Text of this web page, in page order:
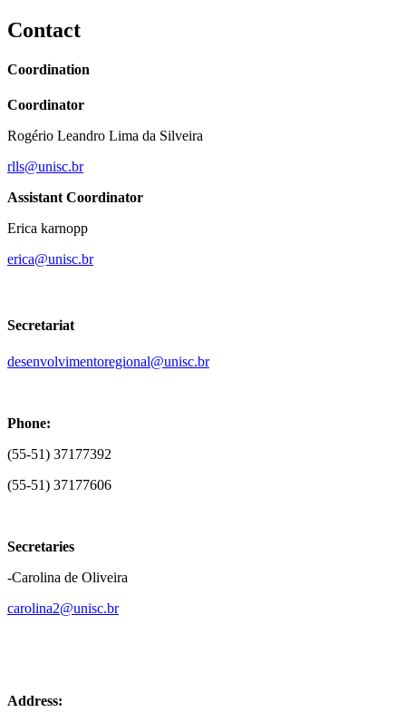
Contact
Coordination
Coordinator
Rogério Leandro Lima da Silveira
rlls@unisc.br
Assistant Coordinator
Erica karnopp
erica@unisc.br
Secretariat
desenvolvimentoregional@unisc.br
Phone:
(55-51) 37177392
(55-51) 37177606
Secretaries
-Carolina de Oliveira
carolina2@unisc.br
Address: